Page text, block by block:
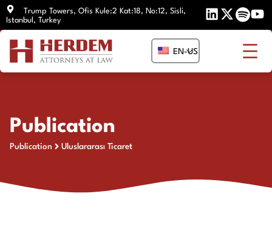
Skip
to
Trump Towers, Ofis Kule:2 Kat:18, No:12, Sisli,
Istanbul, Turkey
EN-US
Publication
Publication Uluslararası Ticaret